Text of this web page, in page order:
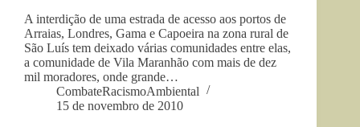
A interdição de uma estrada de acesso aos portos de
Arraias, Londres, Gama e Capoeira na zona rural de
São Luís tem deixado várias comunidades entre elas,
a comunidade de Vila Maranhão com mais de dez
mil moradores, onde grande…
CombateRacismoAmbiental
15 de novembro de 2010